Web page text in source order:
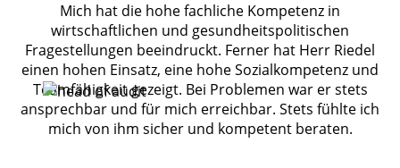
Mich hat die hohe fachliche Kompetenz in
wirtschaftlichen und gesundheitspolitischen
Fragestellungen beeindruckt. Ferner hat Herr Riedel
einen hohen Einsatz, eine hohe Sozialkompetenz und
Teamfähigkeit gezeigt. Bei Problemen war er stets
ansprechbar und für mich erreichbar. Stets fühlte ich
mich von ihm sicher und kompetent beraten.